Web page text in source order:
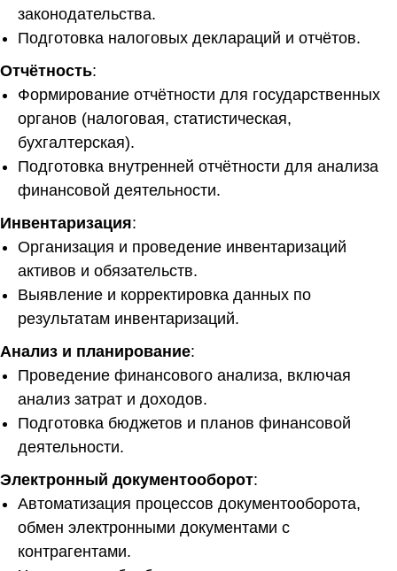
законодательства.
Подготовка налоговых деклараций и отчётов.
Отчётность:
Формирование отчётности для государственных
органов (налоговая, статистическая,
бухгалтерская).
Подготовка внутренней отчётности для анализа
финансовой деятельности.
Инвентаризация:
Организация и проведение инвентаризаций
активов и обязательств.
Выявление и корректировка данных по
результатам инвентаризаций.
Анализ и планирование:
Проведение финансового анализа, включая
анализ затрат и доходов.
Подготовка бюджетов и планов финансовой
деятельности.
Электронный документооборот:
Автоматизация процессов документооборота,
обмен электронными документами с
контрагентами.